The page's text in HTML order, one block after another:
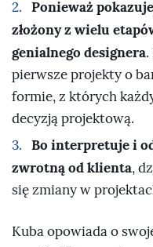
Ponieważ
złożony z wielu
genialnego designera
pierwsze projekty o
formie, z których
decyzją projektową.
Bo interpretuje i
zwrotną od klienta,
się zmiany w
Kuba opowiada o